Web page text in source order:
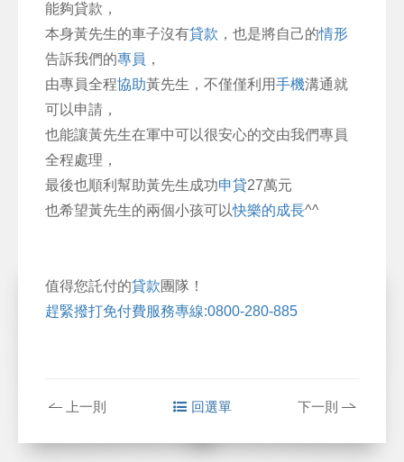
能夠貸款，
本身黃先生的車子沒有貸款 ，也是將自己的情形
告訴我們的專員 ，
由專員全程協助黃先生，不僅僅利用手機溝通就
可以申請，
也能讓黃先生在軍中可以很安心的交由我們專員
全程處理，
最後也順利幫助黃先生成功申貸27萬元
也希望黃先生的兩個小孩可以快樂的成長^^
值得您託付的貸款團隊！
趕緊撥打免付費服務專線:0800-280-885
上一則 下一則
回選單